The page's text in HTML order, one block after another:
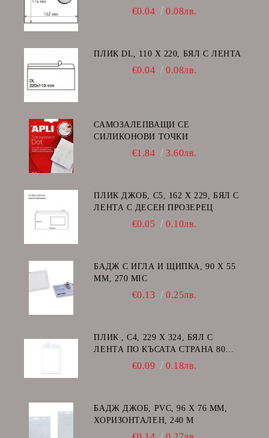
€0.04 0.08лв.
ПЛИК DL, 110 Х 220, БЯЛ С ЛЕНТА
€0.04 0.08лв.
САМОЗАЛЕПВАЩИ СЕ
СИЛИКОНОВИ ТОЧКИ
€1.84 3.60лв.
ПЛИК ДЖОБ, C5, 162 Х 229, БЯЛ С
ЛЕНТА С ДЕСЕН ПРОЗЕРЕЦ
€0.05 0.10лв.
БАДЖ С ИГЛА И ЩИПКА, 90 Х 55
ММ, 270 MIC
€0.13 0.25лв.
ПЛИК , C4, 229 Х 324, БЯЛ С
ЛЕНТА ПО КЪСАТА СТРАНА 80
€0.09 0.18лв.
БАДЖ ДЖОБ, PVC, 96 Х 76 ММ,
ХОРИЗОНТАЛЕН, 240 Μ